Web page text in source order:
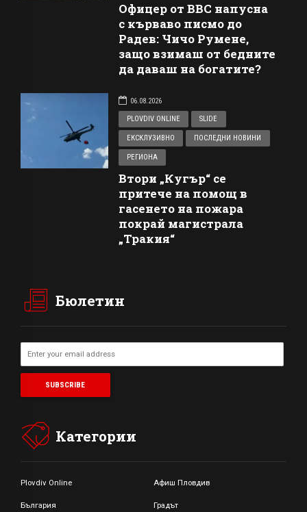
Офицер от ВВС напусна
с кърваво писмо до
Радев: Чичо Румене,
защо взимаш от бедните
да даваш на богатите?
06.08.2026
PLOVDIV ONLINE
SLIDE
ЕКСКЛУЗИВНО ПОСЛЕДНИ НОВИНИ
РЕГИОНА
Втори „Кугър“ се
притече на помощ в
гасенето на пожара
покрай магистрала
„Тракия“
Бюлетин
Категории
Plovdiv Online Афиш Пловдив
България Градът